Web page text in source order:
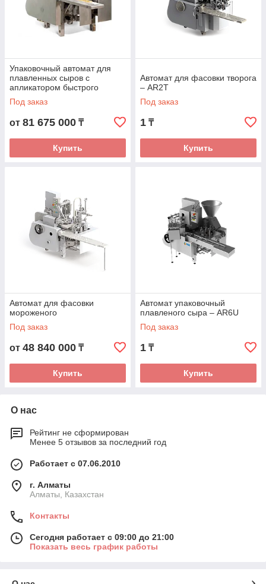
Упаковочный автомат для
плавленных сыров с
апликатором быстрого
вскрытия
Под заказ
от 81 675 000 ₸
Купить
Автомат для фасовки творога
– AR2T
Под заказ
1 ₸
Купить
Автомат для фасовки
мороженого
Под заказ
от 48 840 000 ₸
Купить
Автомат упаковочный
плавленого сыра – AR6U
Под заказ
1 ₸
Купить
О нас
Рейтинг не сформирован
Менее 5 отзывов за последний год
Работает с 07.06.2010
г. Алматы
Алматы, Казахстан
Контакты
Сегодня работает с 09:00 до 21:00
Показать весь график работы